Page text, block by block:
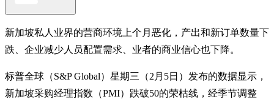
新加坡私人业界的营商环境上个月恶化，产出和新订单数量下
跌、企业减少人员配置需求、业者的商业信心也下降。
标普全球（S&P Global）星期三（2月5日）发布的数据显示，
新加坡采购经理指数（PMI）跌破50的荣枯线，经季节调整